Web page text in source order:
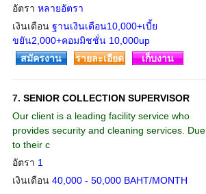
อัตรา หลายอัตรา
เงินเดือน ฐานเงินเดือน10,000+เบี้ย
ขยัน2,000+คอมมิชชั่น 10,000up
สมัครงาน รายละเอียด เก็บงาน
7. SENIOR COLLECTION SUPERVISOR
Our client is a leading facility service who
provides security and cleaning services. Due
to their c
อัตรา 1
เงินเดือน 40,000 - 50,000 BAHT/MONTH